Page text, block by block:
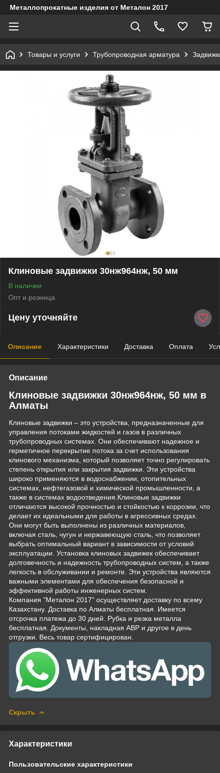
Металлопрокатные изделия от Металон 2017
Товары и услуги Трубопроводная арматура
Клиновые задвижки 30нж964нж, 50 мм
В наличии
Опт и розница
Цену уточняйте
Описание Характеристики Доставка Оплата
Описание
Клиновые задвижки 30нж964нж, 50 мм в
Алматы
Клиновые задвижки – это устройства, предназначенные для
управления потоками жидкостей и газов в различных
трубопроводных системах. Они обеспечивают надежное и
герметичное перекрытие потока за счет использования
клинового механизма, который позволяет точно регулировать
степень открытия или закрытия задвижки. Эти устройства
широко применяются в водоснабжении, отопительных
системах, нефтегазовой и химической промышленности, а
также в системах водоотведения.Клиновые задвижки
отличаются высокой прочностью и стойкостью к коррозии, что
делает их идеальными для работы в агрессивных средах.
Они могут быть выполнены из различных материалов,
включая сталь, чугун и нержавеющую сталь, что позволяет
выбрать оптимальный вариант в зависимости от условий
эксплуатации. Установка клиновых задвижек обеспечивает
долговечность и надежность трубопроводных систем, а также
легкость в обслуживании и ремонте. Эти устройства являются
важными элементами для обеспечения безопасной и
эффективной работы инженерных систем.
Компания "Металон 2017" осуществляет доставку по всему
Казахстану. Доставка по Алматы бесплатная. Имеется
отсрочка платежа до 30 дней. Рубка и резка металла
бесплатная. Документы, накладная АВР и другое в день
отгрузки. Весь товар сертифицирован.
Скрыть
Характеристики
Пользовательские характеристики